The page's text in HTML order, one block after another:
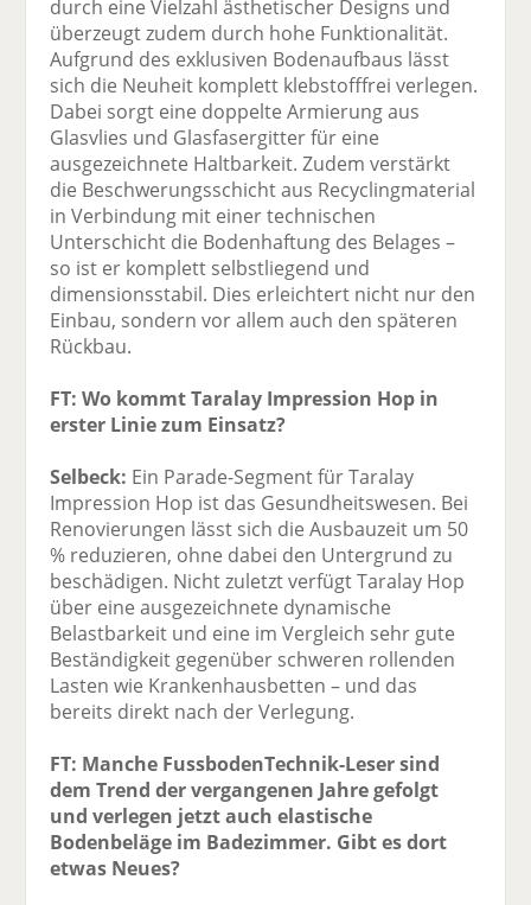
durch eine Vielzahl ästhetischer Designs und
überzeugt zudem durch hohe Funktionalität.
Aufgrund des exklusiven Bodenaufbaus lässt
sich die Neuheit komplett klebstofffrei verlegen.
Dabei sorgt eine doppelte Armierung aus
Glasvlies und Glasfasergitter für eine
ausgezeichnete Haltbarkeit. Zudem verstärkt
die Beschwerungsschicht aus Recyclingmaterial
in Verbindung mit einer technischen
Unterschicht die Bodenhaftung des Belages –
so ist er komplett selbstliegend und
dimensionsstabil. Dies erleichtert nicht nur den
Einbau, sondern vor allem auch den späteren
Rückbau.
FT: Wo kommt Taralay Impression Hop in
erster Linie zum Einsatz?
Selbeck: Ein Parade-Segment für Taralay
Impression Hop ist das Gesundheitswesen. Bei
Renovierungen lässt sich die Ausbauzeit um 50
% reduzieren, ohne dabei den Untergrund zu
beschädigen. Nicht zuletzt verfügt Taralay Hop
über eine ausgezeichnete dynamische
Belastbarkeit und eine im Vergleich sehr gute
Beständigkeit gegenüber schweren rollenden
Lasten wie Krankenhausbetten – und das
bereits direkt nach der Verlegung.
FT: Manche FussbodenTechnik-Leser sind
dem Trend der vergangenen Jahre gefolgt
und verlegen jetzt auch elastische
Bodenbeläge im Badezimmer. Gibt es dort
etwas Neues?